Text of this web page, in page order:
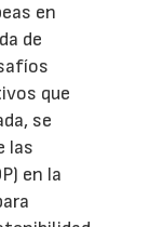
en
de
que
se
las
en la